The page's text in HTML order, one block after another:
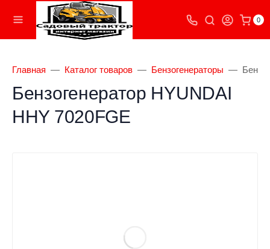
0
Главная Каталог товаров Бензогенераторы
Бензогенератор HYUNDAI
HHY 7020FGE